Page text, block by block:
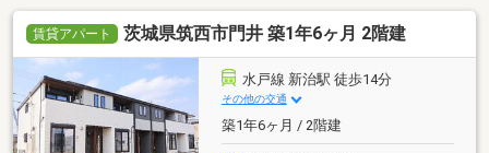
賃貸アパート 茨城県筑西市門井 築1年6ヶ月 2階建
水戸線 新治駅 徒歩14分
その他の交通
築1年6ヶ月 / 2階建